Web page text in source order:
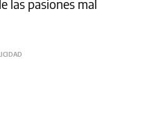
las pasiones mal